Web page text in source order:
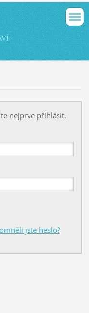
-
nejprve přihlásit.
jste heslo?